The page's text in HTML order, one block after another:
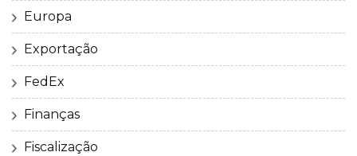
Europa
Exportação
FedEx
Finanças
Fiscalização